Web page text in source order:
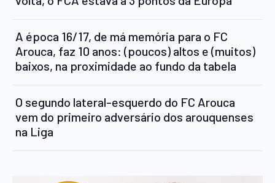
A época 16/17, de má memória para o FC
Arouca, faz 10 anos: (poucos) altos e (muitos)
baixos, na proximidade ao fundo da tabela
O segundo lateral-esquerdo do FC Arouca
vem do primeiro adversário dos arouquenses
na Liga